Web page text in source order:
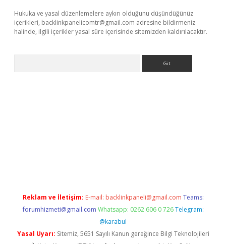
Hukuka ve yasal düzenlemelere aykırı olduğunu düşündüğünüz
içerikleri, backlinkpanelicomtr@gmail.com adresine bildirmeniz
halinde, ilgili içerikler yasal süre içerisinde sitemizden kaldırılacaktır.
Reklam ve İletişim: E-mail: backlinkpaneli@gmail.com Teams:
forumhizmeti@gmail.com Whatsapp: 0262 606 0 726 Telegram:
@karabul
Yasal Uyarı: Sitemiz, 5651 Sayılı Kanun gereğince Bilgi Teknolojileri